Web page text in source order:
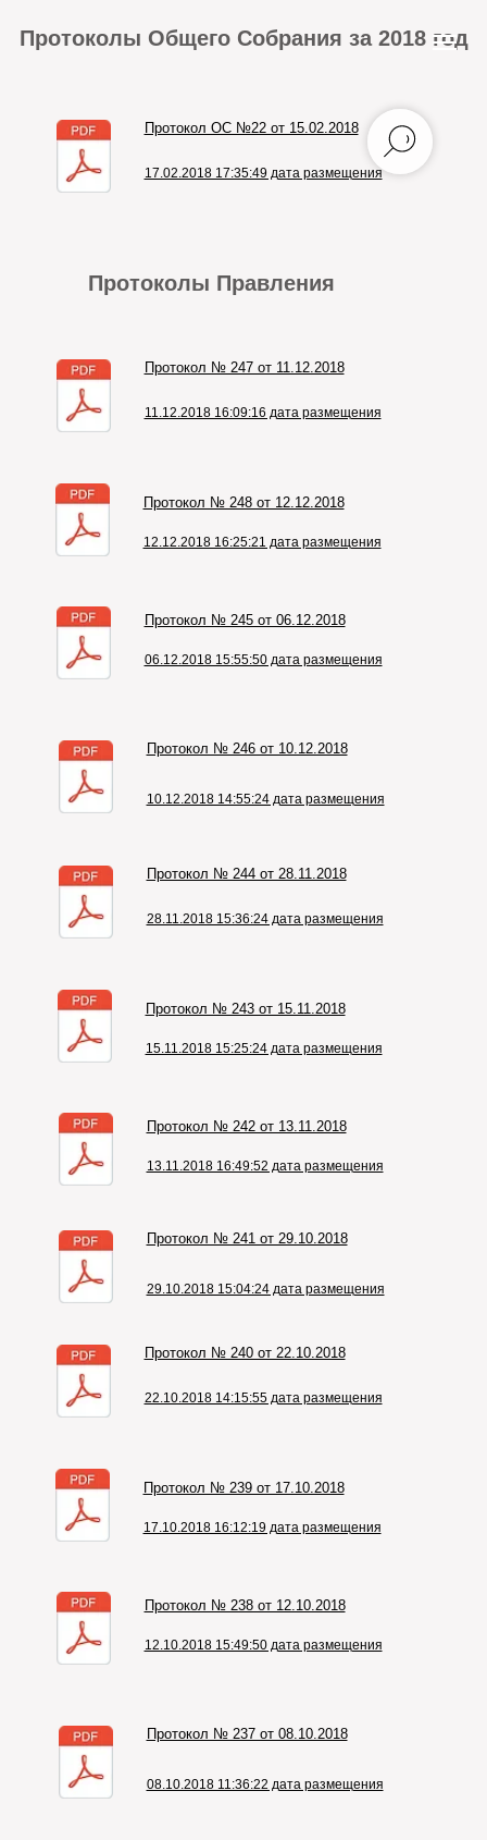
Протокол ОС №22 от 15.02.2018
17.02.2018 17:35:49 дата размещения
Протокол № 247 от 11.12.2018
11.12.2018 16:09:16 дата размещения
Протокол № 245 от 06.12.2018
06.12.2018 15:55:50 дата размещения
Протокол № 246 от 10.12.2018
10.12.2018 14:55:24 дата размещения
Протокол № 244 от 28.11.2018
28.11.2018 15:36:24 дата размещения
Протокол № 243 от 15.11.2018
15.11.2018 15:25:24 дата размещения
Протокол № 242 от 13.11.2018
13.11.2018 16:49:52 дата размещения
Протокол № 241 от 29.10.2018
29.10.2018 15:04:24 дата размещения
Протокол № 240 от 22.10.2018
22.10.2018 14:15:55 дата размещения
Протокол № 239 от 17.10.2018
17.10.2018 16:12:19 дата размещения
Протокол № 238 от 12.10.2018
12.10.2018 15:49:50 дата размещения
Протокол № 237 от 08.10.2018
08.10.2018 11:36:22 дата размещения
Протокол № 248 от 12.12.2018
12.12.2018 16:25:21 дата размещения
Протоколы Общего Собрания за 2018 год
Протоколы Правления